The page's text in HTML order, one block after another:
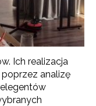
Ich realizacja
analizę